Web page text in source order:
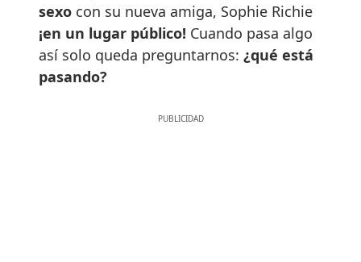
sexo con su nueva amiga, Sophie Richie
¡en un lugar público! Cuando pasa algo
así solo queda preguntarnos: ¿qué está
pasando?